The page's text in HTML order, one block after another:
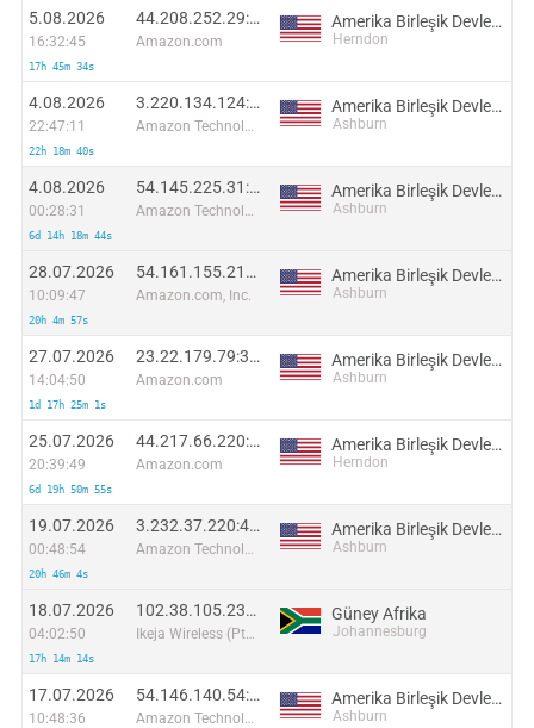
5.08.2026
16:32:45
17h 45m 34s
44.208.252.29:63282
Amazon.com
Amerika Birleşik Devletleri
Herndon
4.08.2026
22:47:11
22h 18m 40s
3.220.134.124:36181
Amazon Technologies Inc.
Amerika Birleşik Devletleri
Ashburn
4.08.2026
00:28:31
6d 14h 18m 44s
54.145.225.31:16789
Amazon Technologies Inc.
Amerika Birleşik Devletleri
Ashburn
28.07.2026
10:09:47
20h 4m 57s
54.161.155.212:27635
Amazon.com, Inc.
Amerika Birleşik Devletleri
Ashburn
27.07.2026
14:04:50
1d 17h 25m 1s
23.22.179.79:36425
Amazon.com
Amerika Birleşik Devletleri
Ashburn
25.07.2026
20:39:49
6d 19h 50m 55s
44.217.66.220:43875
Amazon.com
Amerika Birleşik Devletleri
Herndon
19.07.2026
00:48:54
20h 46m 4s
3.232.37.220:47550
Amazon Technologies Inc.
Amerika Birleşik Devletleri
Ashburn
18.07.2026
04:02:50
17h 14m 14s
102.38.105.236:51146
Ikeja Wireless (Pty) Ltd
Güney Afrika
Johannesburg
17.07.2026
10:48:36
54.146.140.54:31040
Amazon Technologies Inc.
Amerika Birleşik Devletleri
Ashburn